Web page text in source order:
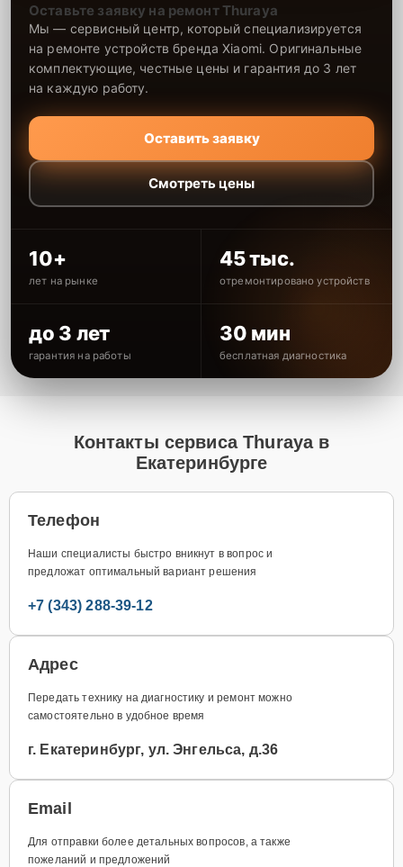
Оставьте заявку на ремонт Thuraya
Мы — сервисный центр, который специализируется
на ремонте устройств бренда Xiaomi. Оригинальные
комплектующие, честные цены и гарантия до 3 лет
на каждую работу.
Оставить заявку
Смотреть цены
10+
лет на рынке
45 тыс.
отремонтировано устройств
до 3 лет
гарантия на работы
30 мин
бесплатная диагностика
Контакты сервиса Thuraya в
Екатеринбурге
Телефон
Наши специалисты быстро вникнут в вопрос и
предложат оптимальный вариант решения
+7 (343) 288-39-12
Адрес
Передать технику на диагностику и ремонт можно
самостоятельно в удобное время
г. Екатеринбург, ул. Энгельса, д.36
Email
Для отправки более детальных вопросов, а также
пожеланий и предложений